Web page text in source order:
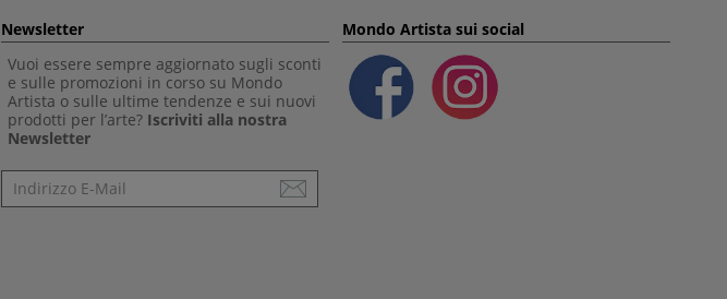
Newsletter
Vuoi essere sempre aggiornato sugli sconti
e sulle promozioni in corso su Mondo
Artista o sulle ultime tendenze e sui nuovi
prodotti per l’arte? Iscriviti alla nostra
Newsletter
Newsletter
Mondo Artista sui social